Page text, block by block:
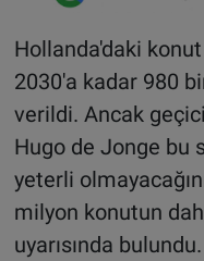
Hollanda'daki konut
2030'a kadar 980
verildi. Ancak
Hugo de Jonge bu
yeterli
milyon konutun
uyarısında bulundu.